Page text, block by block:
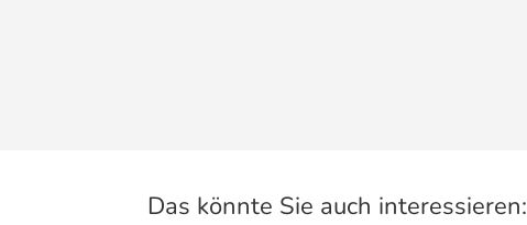
Das könnte Sie auch interessieren: